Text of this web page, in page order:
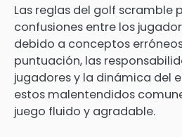
Las reglas del golf scramble
confusiones entre los
debido a conceptos
puntuación, las
jugadores y la dinámica del
estos malentendidos
juego fluido y agradable.